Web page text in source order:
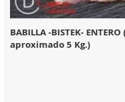
BABILLA -BISTEK-
aproximado 5 Kg.)